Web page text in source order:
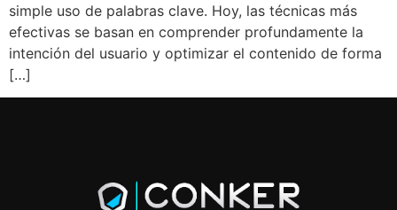
simple uso de palabras clave. Hoy, las técnicas más
efectivas se basan en comprender profundamente la
intención del usuario y optimizar el contenido de forma
[…]